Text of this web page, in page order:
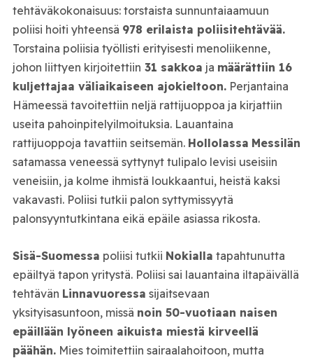
tehtäväkokonaisuus: torstaista sunnuntaiaamuun
poliisi hoiti yhteensä 978 erilaista poliisitehtävää.
Torstaina poliisia työllisti erityisesti menoliikenne,
johon liittyen kirjoitettiin 31 sakkoa ja määrättiin 16
kuljettajaa väliaikaiseen ajokieltoon.Perjantaina
Hämeessä tavoitettiin neljä rattijuoppoa ja kirjattiin
useita pahoinpitelyilmoituksia. Lauantaina
rattijuoppoja tavattiin seitsemän. Hollolassa Messilän
satamassa veneessä syttynyt tulipalo levisi useisiin
veneisiin, ja kolme ihmistä loukkaantui, heistä kaksi
vakavasti. Poliisi tutkii palon syttymissyytä
palonsyyntutkintana eikä epäile asiassa rikosta.
Sisä-Suomessa poliisi tutkii Nokialla tapahtunutta
epäiltyä tapon yritystä. Poliisi sai lauantaina iltapäivällä
tehtävän Linnavuoressa sijaitsevaan
yksityisasuntoon, missä noin 50-vuotiaan naisen
epäillään lyöneen aikuista miestä kirveellä
päähän.Mies toimitettiin sairaalahoitoon, mutta